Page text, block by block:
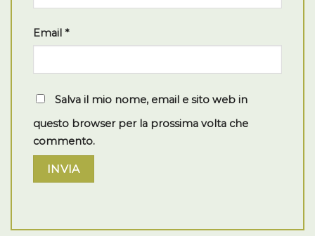
Email *
Salva il mio nome, email e sito web in
questo browser per la prossima volta che
commento.